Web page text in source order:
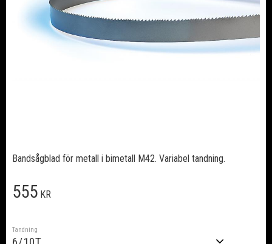
Bandsågblad för metall i bimetall M42. Variabel tandning.
555 KR
Tandning